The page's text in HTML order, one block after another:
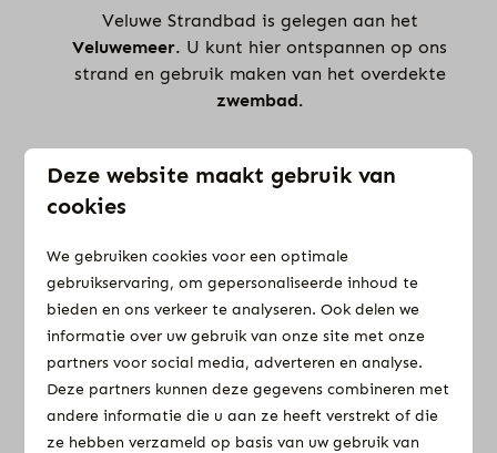
Veluwe Strandbad is gelegen aan het
Veluwemeer. U kunt hier ontspannen op ons
strand en gebruik maken van het overdekte
zwembad.
Aqua Centrum Bremerbergse Hoek
Bij Aqua Centrum Bremerbergse Hoek geniet u
van een prachtig uitzicht over hetVeluwemeer
& heeft u beschikking tot een veilige
jachthaven.
Deze website maakt gebruik van
cookies
We gebruiken cookies voor een optimale
gebruikservaring, om gepersonaliseerde inhoud te
bieden en ons verkeer te analyseren. Ook delen we
informatie over uw gebruik van onze site met onze
partners voor social media, adverteren en analyse.
Deze partners kunnen deze gegevens combineren met
andere informatie die u aan ze heeft verstrekt of die
ze hebben verzameld op basis van uw gebruik van